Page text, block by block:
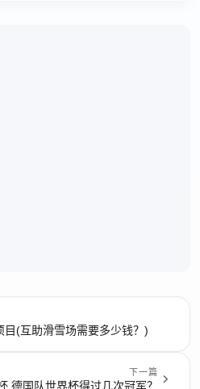
(互助滑雪场需要多少钱？)
下一篇
德国队世界杯得过几次冠军？